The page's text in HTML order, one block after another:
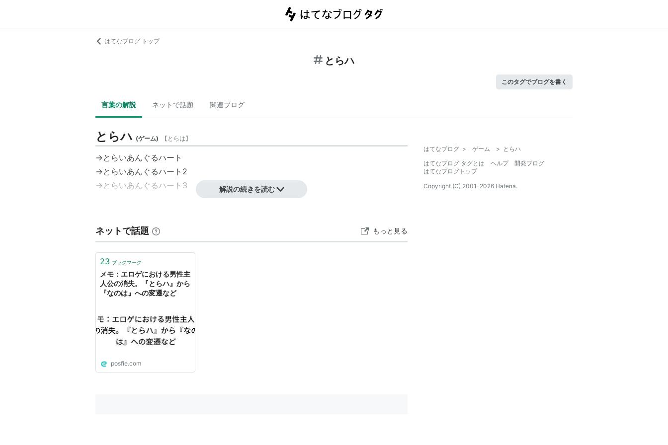
はてなブログ トップ
とらハ
このタグでブログを書く
言葉の解説 ネットで話題 関連ブログ
とらハ (ゲーム) 【 とらは】
→とらいあんぐるハート
→とらいあんぐるハート2
→とらいあんぐるハート3
解説の続きを読む
ネットで話題 もっと見る
23 ブックマーク
メモ：エロゲにおける男性主
人公の消失。『とらハ』から
『なのは』への変遷など
posfie.com
はてなブログ > ゲーム > とらハ
はてなブログ タグとは
ヘルプ
開発ブログ
はてなブログトップ
Copyright (C) 2001-2026 Hatena.